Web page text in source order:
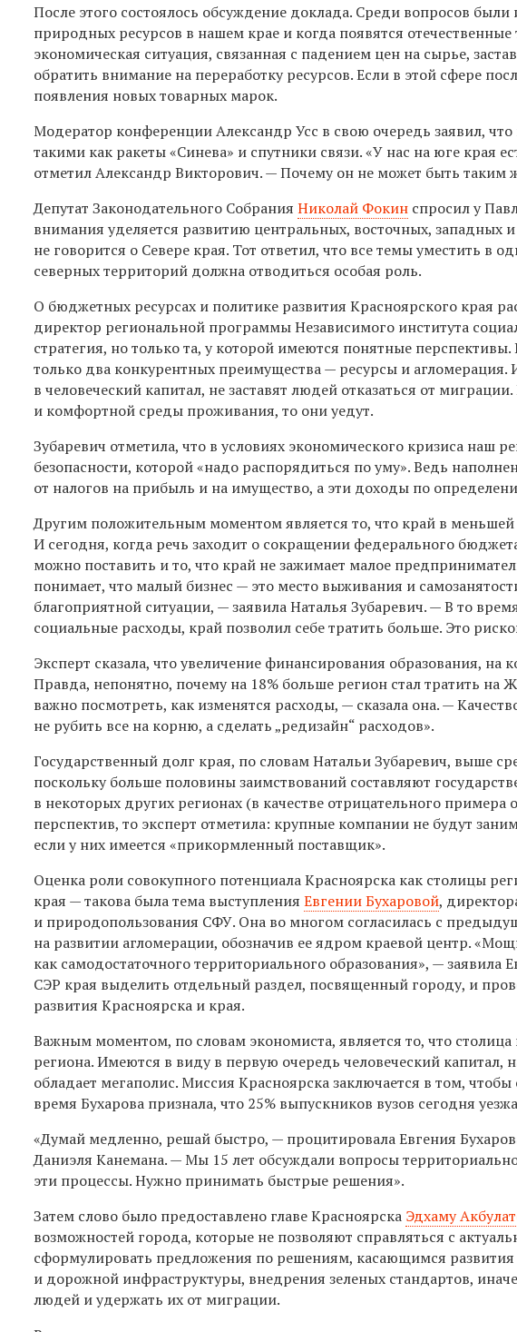
После этого состоялось обсуждение доклада. Среди вопросов были
природных ресурсов в нашем крае и когда появятся
экономическая ситуация, связанная с падением цен на сырье,
обратить внимание на переработку ресурсов. Если в этой сфере
появления новых товарных марок.
Модератор конференции Александр Усс в свою очередь заявил,
такими как ракеты «Синева» и спутники связи. «У нас на юге края
отметил Александр Викторович. — Почему он не может быть таким
Депутат Законодательного Собрания Николай Фокин спросил у
внимания уделяется развитию центральных, восточных, западных
не говорится о Севере края. Тот ответил, что все темы уместить в
северных территорий должна отводиться особая роль.
О бюджетных ресурсах и политике развития Красноярского края
директор региональной программы Независимого института
стратегия, но только та, у которой имеются понятные
только два конкурентных преимущества — ресурсы и
в человеческий капитал, не заставят людей отказаться от
и комфортной среды проживания, то они уедут.
Зубаревич отметила, что в условиях экономического кризиса наш
безопасности, которой «надо распорядиться по уму». Ведь
от налогов на прибыль и на имущество, а эти доходы по
Другим положительным моментом является то, что край в меньшей
И сегодня, когда речь заходит о сокращении федерального
можно поставить и то, что край не зажимает малое
понимает, что малый бизнес — это место выживания и
благоприятной ситуации, — заявила Наталья Зубаревич. — В то
социальные расходы, край позволил себе тратить больше. Это
Эксперт сказала, что увеличение финансирования образования,
Правда, непонятно, почему на 18% больше регион стал тратить
важно посмотреть, как изменятся расходы, — сказала она. —
не рубить все на корню, а сделать „редизайн“ расходов».
Государственный долг края, по словам Натальи Зубаревич, выше
поскольку больше половины заимствований составляют
в некоторых других регионах (в качестве отрицательного
перспектив, то эксперт отметила: крупные компании не будут
если у них имеется «прикормленный поставщик».
Оценка роли совокупного потенциала Красноярска как столицы
края — такова была тема выступления Евгении Бухаровой,
и природопользования СФУ. Она во многом согласилась с
на развитии агломерации, обозначив ее ядром краевой центр.
как самодостаточного территориального образования», — заявила
СЭР края выделить отдельный раздел, посвященный городу, и
развития Красноярска и края.
Важным моментом, по словам экономиста, является то, что столица
региона. Имеются в виду в первую очередь человеческий капитал,
обладает мегаполис. Миссия Красноярска заключается в том,
время Бухарова признала, что 25% выпускников вузов сегодня
«Думай медленно, решай быстро, — процитировала Евгения
Даниэля Канемана. — Мы 15 лет обсуждали вопросы
эти процессы. Нужно принимать быстрые решения».
Затем слово было предоставлено главе Красноярска Эдхаму
возможностей города, которые не позволяют справляться с
сформулировать предложения по решениям, касающимся
и дорожной инфраструктуры, внедрения зеленых стандартов,
людей и удержать их от миграции.